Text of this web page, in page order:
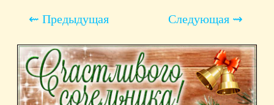
⇜ Предыдущая Следующая ⇝